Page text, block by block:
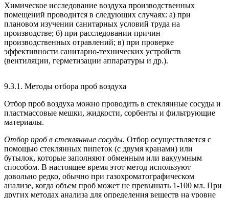
Химическое исследование воздуха производственных
помещений проводится в следующих случаях: а) при
плановом изучении санитарных условий труда на
производстве; б) при расследовании причин
производственных отравлений; в) при проверке
эффективности санитарно-технических устройств
(вентиляции, герметизации аппаратуры и др.).
9.3.1. Методы отбора проб воздуха
Отбор проб воздуха можно проводить в стеклянные сосуды и
пластмассовые мешки, жидкости, сорбенты и фильтрующие
материалы.
Отбор проб в стеклянные сосуды. Отбор осуществляется с
помощью стеклянных пипеток (с двумя кранами) или
бутылок, которые заполняют обменным или вакуумным
способом. В настоящее время этот метод используют
довольно редко, обычно при газохроматографическом
анализе, когда объем проб может не превышать 1-100 мл. При
других методах анализа для определения веществ на уровне